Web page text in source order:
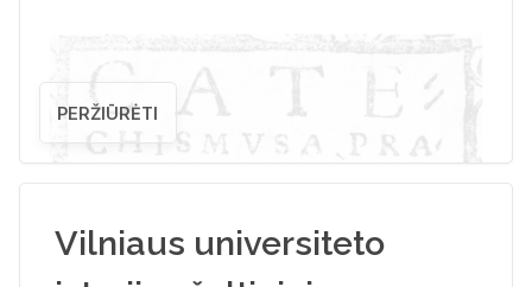
PERŽIŪRĖTI
Vilniaus universiteto